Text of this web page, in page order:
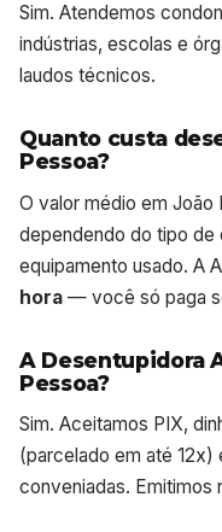
Sim. Atendemos
indústrias, escolas e
laudos técnicos.
Quanto custa
Pessoa?
O valor médio em João
dependendo do tipo de
equipamento usado. A
hora — você só paga
A Desentupidora
Pessoa?
Sim. Aceitamos PIX,
(parcelado em até 12x)
conveniadas. Emitimos